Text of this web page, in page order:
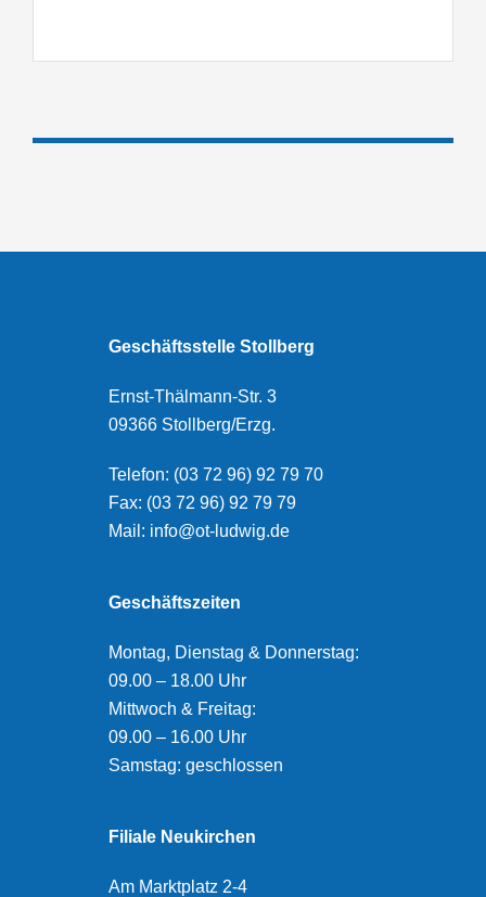
Geschäftsstelle Stollberg
Ernst-Thälmann-Str. 3
09366 Stollberg/Erzg.
Telefon: (03 72 96) 92 79 70
Fax: (03 72 96) 92 79 79
Mail: info@ot-ludwig.de
Geschäftszeiten
Montag, Dienstag & Donnerstag:
09.00 – 18.00 Uhr
Mittwoch & Freitag:
09.00 – 16.00 Uhr
Samstag: geschlossen
Filiale Neukirchen
Am Marktplatz 2-4